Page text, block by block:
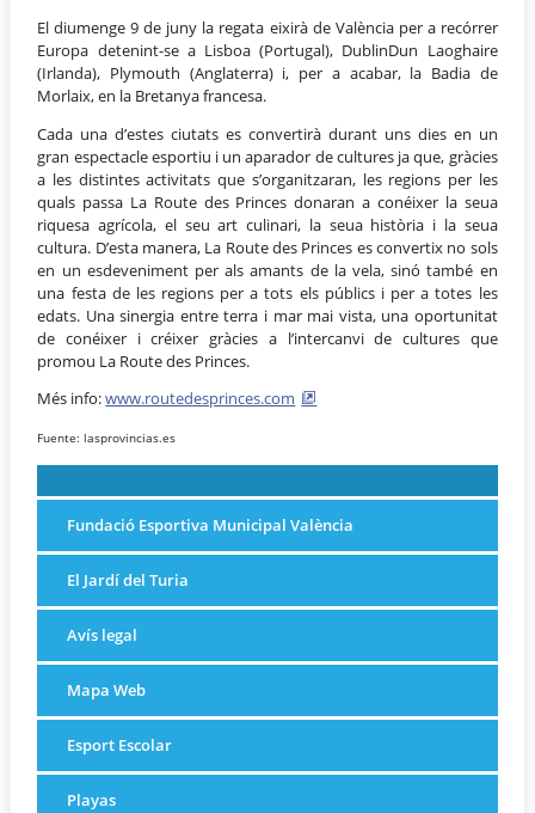
El diumenge 9 de juny la regata eixirà de València per a recórrer
Europa detenint-se a Lisboa (Portugal), DublinDun Laoghaire
(Irlanda), Plymouth (Anglaterra) i, per a acabar, la Badia de
Morlaix, en la Bretanya francesa.
Cada una d’estes ciutats es convertirà durant uns dies en un
gran espectacle esportiu i un aparador de cultures ja que, gràcies
a les distintes activitats que s’organitzaran, les regions per les
quals passa La Route des Princes donaran a conéixer la seua
riquesa agrícola, el seu art culinari, la seua història i la seua
cultura. D’esta manera, La Route des Princes es convertix no sols
en un esdeveniment per als amants de la vela, sinó també en
una festa de les regions per a tots els públics i per a totes les
edats. Una sinergia entre terra i mar mai vista, una oportunitat
de conéixer i créixer gràcies a l’intercanvi de cultures que
promou La Route des Princes.
Més info:www.routedesprinces.com
Fuente: lasprovincias.es
Fundació Esportiva Municipal València
El Jardí del Turia
Avís legal
Mapa Web
Esport Escolar
Playas